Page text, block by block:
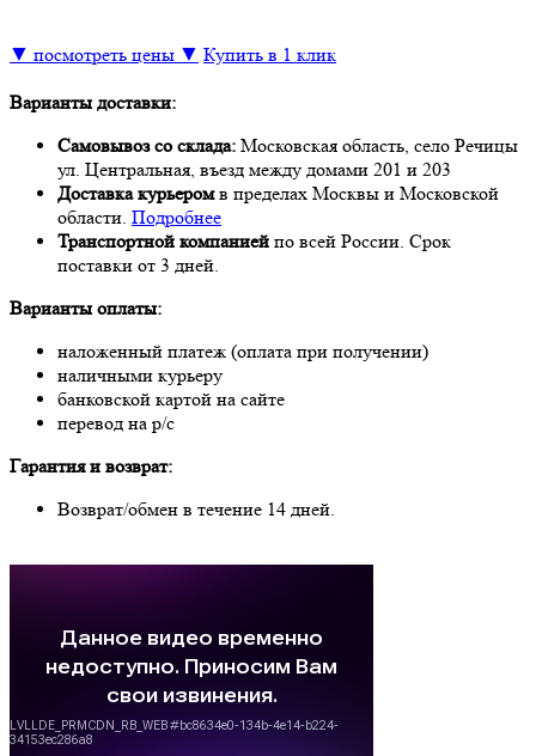
▼ посмотреть цены ▼ Купить в 1 клик
Варианты доставки:
Самовывоз со склада: Московская область, село Речицы
ул. Центральная, въезд между домами 201 и 203
Доставка курьеромв пределах Москвы и Московской
области. Подробнее
Транспортной компанией по всей России. Срок
поставки от 3 дней.
Варианты оплаты:
наложенный платеж (оплата при получении)
наличными курьеру
банковской картой на сайте
перевод на р/с
Гарантия и возврат:
Возврат/обмен в течение 14 дней.